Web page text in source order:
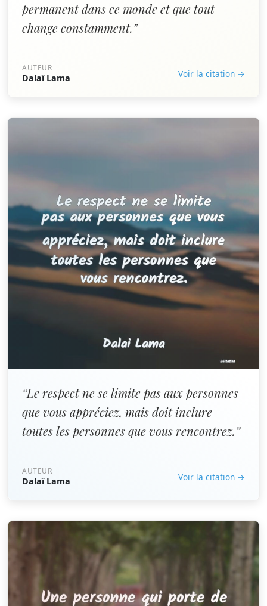
permanent dans ce monde et que tout
change constamment.”
AUTEUR
Dalaï Lama Voir la citation →
“Le respect ne se limite pas aux personnes
que vous appréciez, mais doit inclure
toutes les personnes que vous rencontrez.”
AUTEUR
Dalaï Lama Voir la citation →